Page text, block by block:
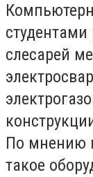
слесарей
По мнению
такое